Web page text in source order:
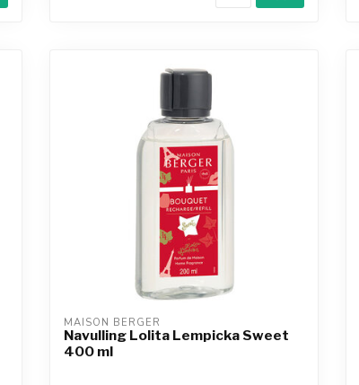
MAISON BERGER
Navulling Lolita Lempicka Sweet
400 ml